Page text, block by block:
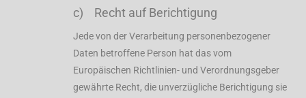
c) Recht auf Berichtigung
Jede von der Verarbeitung personenbezogener
Daten betroffene Person hat das vom
Europäischen Richtlinien- und Verordnungsgeber
gewährte Recht, die unverzügliche Berichtigung sie